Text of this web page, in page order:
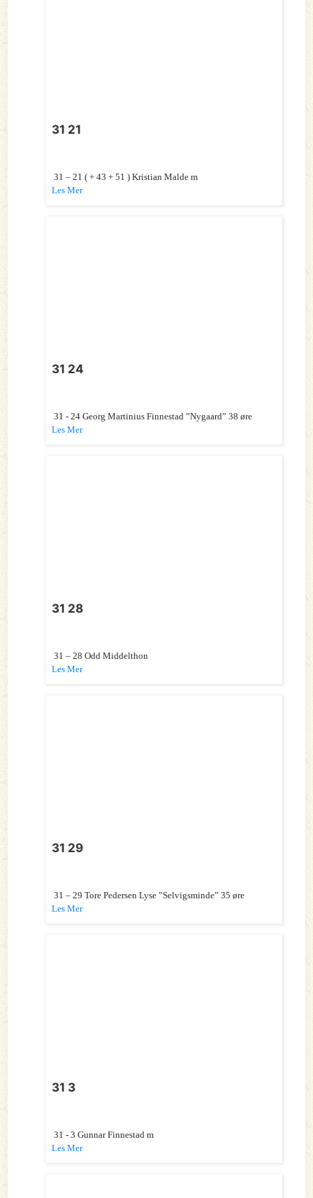
31 21
31 – 21 ( + 43 + 51 ) Kristian Malde m
Les Mer
31 24
31 - 24 Georg Martinius Finnestad ”Nygaard” 38 øre
Les Mer
31 28
31 – 28 Odd Middelthon
Les Mer
31 29
31 – 29 Tore Pedersen Lyse ”Selvigsminde” 35 øre
Les Mer
31 3
31 - 3 Gunnar Finnestad m
Les Mer